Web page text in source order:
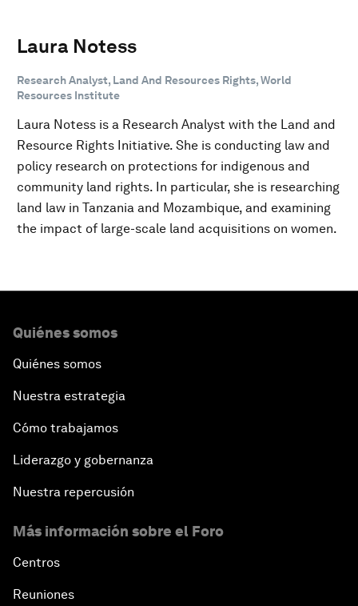
Laura Notess
Research Analyst, Land And Resources Rights, World
Resources Institute
Laura Notess is a Research Analyst with the Land and
Resource Rights Initiative. She is conducting law and
policy research on protections for indigenous and
community land rights. In particular, she is researching
land law in Tanzania and Mozambique, and examining
the impact of large-scale land acquisitions on women.
Quiénes somos
Quiénes somos
Nuestra estrategia
Cómo trabajamos
Liderazgo y gobernanza
Nuestra repercusión
Más información sobre el Foro
Centros
Reuniones